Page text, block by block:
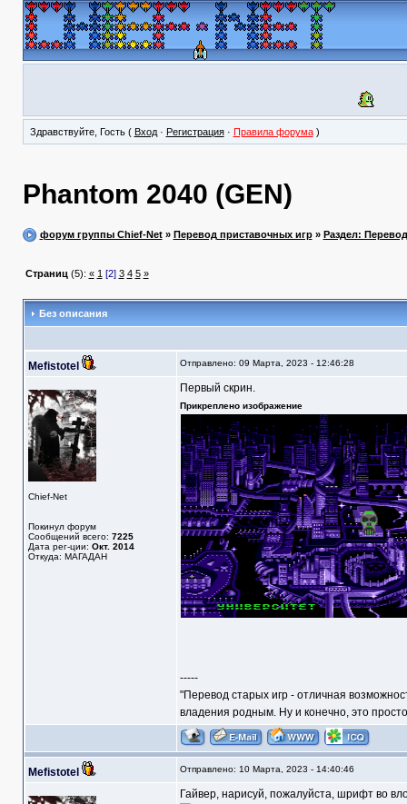
Здравствуйте, Гость ( Вход· Регистрация· Правила форума)
Phantom 2040 (GEN)
форум группы Chief-Net» Перевод приставочных игр» Раздел:
Страниц (5): « 1 [2] 3 4 5 »
Без описания
Mefistotel Отправлено: 09 Марта, 2023 - 12:46:28
Chief-Net
Покинул форум
Сообщений всего: 7225
Дата рег-ции: Окт. 2014
Откуда: МАГАДАН
Первый скрин.
Прикреплено изображение
-----
"Перевод старых игр - отличная
владения родным. Ну и конечно, это
Mefistotel Отправлено: 10 Марта, 2023 - 14:40:46
Гайвер, нарисуй, пожалуйста, шрифт во